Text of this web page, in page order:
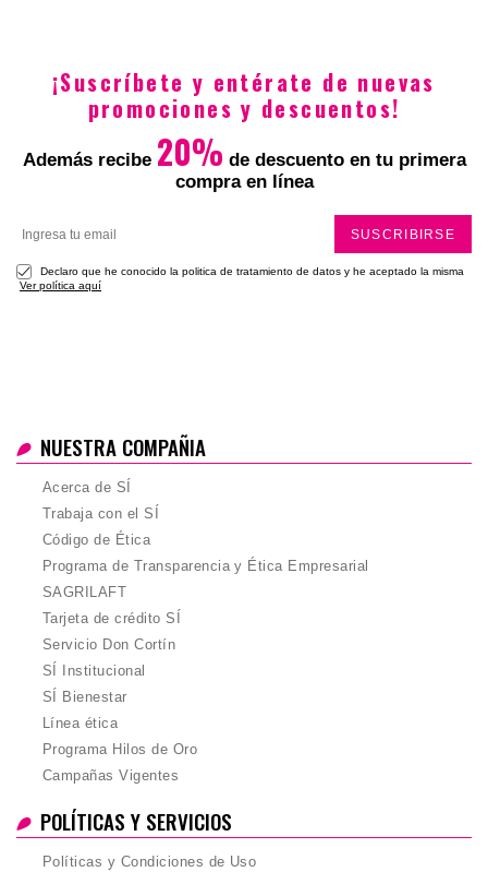
¡Suscríbete y entérate de nuevas
promociones y descuentos!
Además recibe 20% de descuento en tu primera
compra en línea
SUSCRIBIRSE
Declaro que he conocido la politica de tratamiento de datos y he aceptado la misma
Ver política aquí
NUESTRA COMPAÑIA
Acerca de SÍ
Trabaja con el SÍ
Código de Ética
Programa de Transparencia y Ética Empresarial
SAGRILAFT
Tarjeta de crédito SÍ
Servicio Don Cortín
SÍ Institucional
SÍ Bienestar
Línea ética
Programa Hilos de Oro
Campañas Vigentes
POLÍTICAS Y SERVICIOS
Políticas y Condiciones de Uso